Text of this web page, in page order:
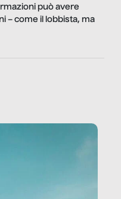
può avere
– come il lobbista, ma